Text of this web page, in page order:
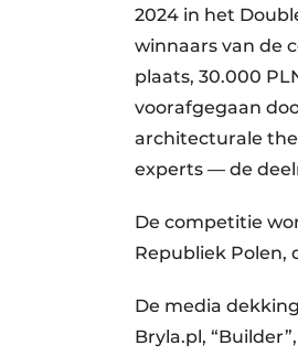
2024 in het
winnaars van de
plaats, 30.000
voorafgegaan
architecturale
experts — de
De competitie
Republiek Polen,
De media
Bryla.pl,